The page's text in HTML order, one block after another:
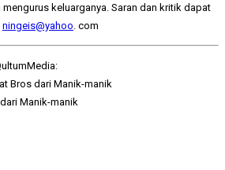
keluarganya. Saran dan kritik dapat
ningeis@yahoo . com
Bros dari Manik-manik
Manik-manik